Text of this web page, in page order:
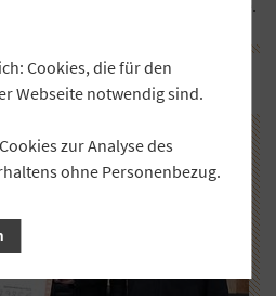
innerhalb seiner Branche.
Cookies, die für den
Webseite notwendig sind.
zur Analyse des
ohne Personenbezug.